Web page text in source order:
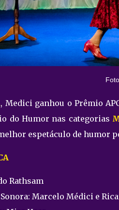
, Medici ganhou o Prêmio
do Humor nas categorias
espetáculo de humor
Rathsam
Marcelo Médici e